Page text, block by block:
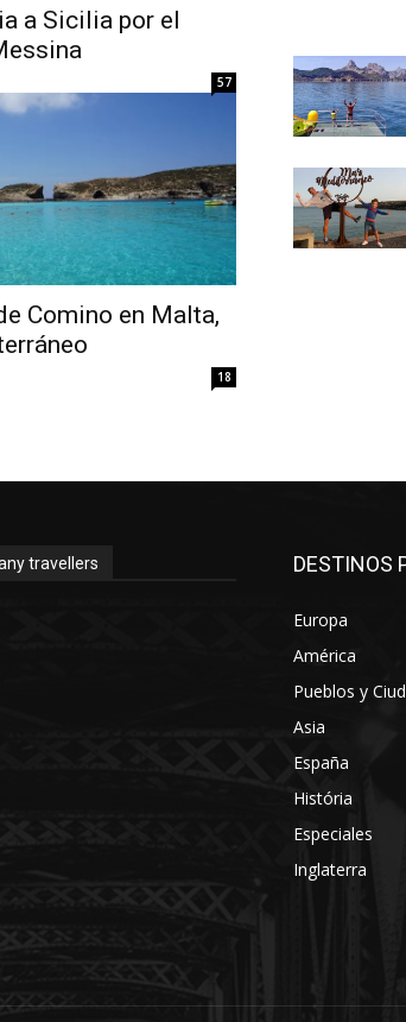
Eyes
a Sicilia por el
57
Comino en Malta,
18
travellers DESTINOS
Europa
América
Pueblos y
Asia
España
História
Especiales
Inglaterra